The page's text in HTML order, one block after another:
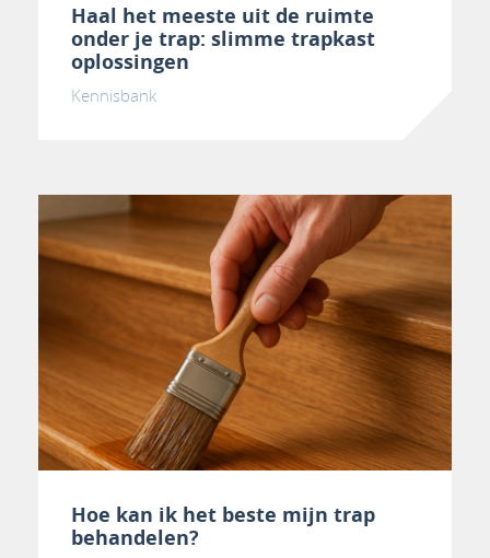
Haal het meeste uit de ruimte
onder je trap: slimme trapkast
oplossingen
Kennisbank
Hoe kan ik het beste mijn trap
behandelen?